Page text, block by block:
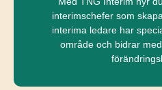
interimschefer som
interima ledare har
område och bidrar